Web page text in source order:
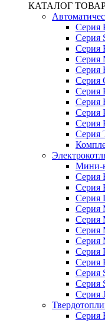
КАТАЛОГ
Серия
Серия
Серия
Серия
Серия
Серия
Серия
Серия
Серия
Серия
Серия
Мини-
Серия
Серия
Серия
Серия
Серия
Серия
Серия
Серия
Серия
Серия
Серия
Серия